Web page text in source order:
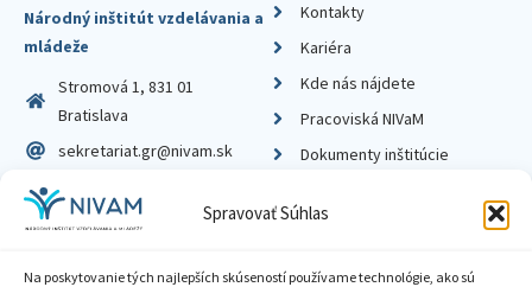
Spravovať Súhlas
Na poskytovanie tých najlepších skúseností používame technológie, ako sú
Národný inštitút vzdelávania a
mládeže
Stromová 1, 831 01
Bratislava
sekretariat.gr@nivam.sk
IČO: 00164348
DIČ: 2020798714
Kontakty
Kariéra
Kde nás nájdete
Pracoviská NIVaM
Dokumenty inštitúcie